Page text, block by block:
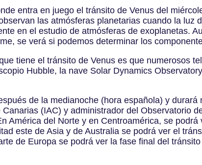
entra en juego el tránsito de Venus del
las atmósferas planetarias cuando la luz
en el estudio de atmósferas de exoplanetas.
se verá si podemos determinar los
tiene el tránsito de Venus es que numerosos
Hubble, la nave Solar Dynamics
de la medianoche (hora española) y
(IAC) y administrador del Observatorio
América del Norte y en Centroamérica, se
este de Asia y de Australia se podrá ver el
de Europa se podrá ver la fase final del